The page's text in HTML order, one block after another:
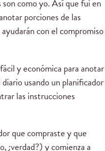
como yo. Así que fui en
porciones de las
con el compromiso
y económica para anotar
usando un planificador
las instrucciones
que compraste y que
¿verdad?) y comienza a